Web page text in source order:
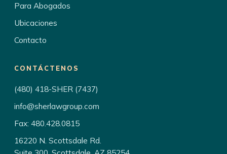
Para Abogados
Ubicaciones
Contacto
CONTÁCTENOS
(480) 418-SHER (7437)
info@sherlawgroup.com
Fax: 480.428.0815
16220 N. Scottsdale Rd.